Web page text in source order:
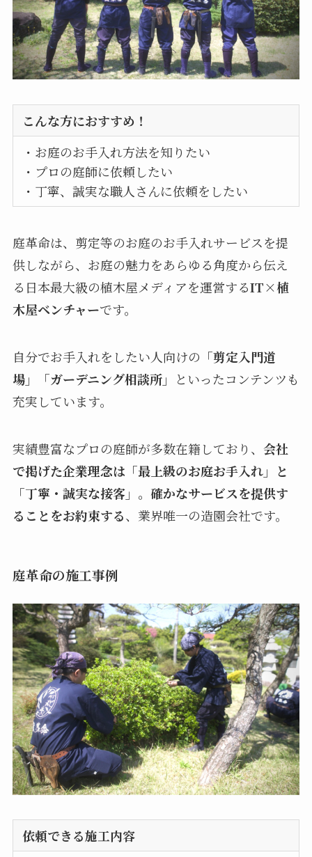
こんな方におすすめ！
・お庭のお手入れ方法を知りたい
・プロの庭師に依頼したい
・丁寧、誠実な職人さんに依頼をしたい
庭革命は、剪定等のお庭のお手入れサービスを提
供しながら、お庭の魅力をあらゆる角度から伝え
る日本最大級の植木屋メディアを運営するIT×植
木屋ベンチャーです。
自分でお手入れをしたい人向けの 「剪定入門道
場」「ガーデニング相談所」
といったコンテンツも
充実しています。
実績豊富なプロの庭師が多数在籍しており、 会社
で掲げた企業理念は「最上級のお庭お手入れ」と
「丁寧・誠実な接客」。確かなサービスを提供す
ることをお約束する、業界唯一の造園会社です。
庭革命の施工事例
依頼できる施工内容